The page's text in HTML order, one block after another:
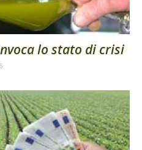
lo stato di crisi